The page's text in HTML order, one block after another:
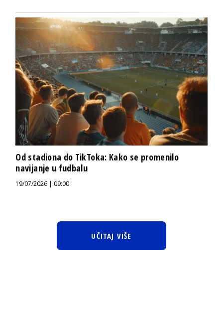
Od stadiona do TikToka: Kako se promenilo
navijanje u fudbalu
19/07/2026 | 09:00
UČITAJ VIŠE